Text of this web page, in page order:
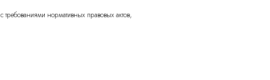
требованиями нормативных правовых актов,